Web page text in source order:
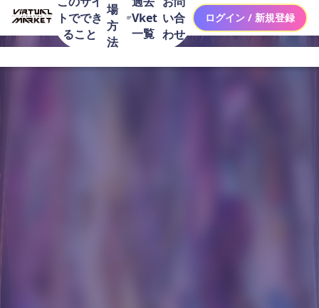
トででき
ること
場
方
法
Vket
一覧
い合
わせ
ログイン / 新規登録